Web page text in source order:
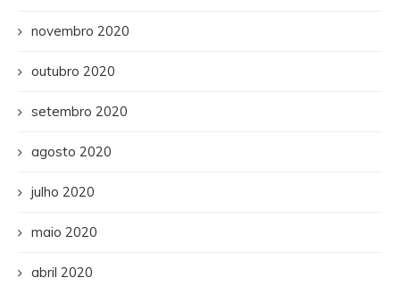
novembro 2020
outubro 2020
setembro 2020
agosto 2020
julho 2020
maio 2020
abril 2020